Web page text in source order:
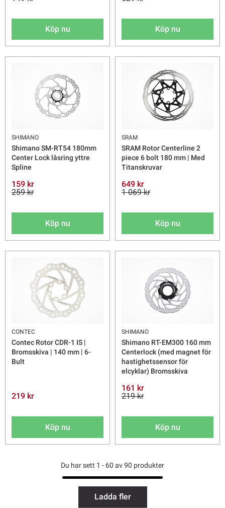
Köp nu Köp nu
SHIMANO
Shimano SM-RT54 180mm
Center Lock låsring yttre
Spline
159 kr
259 kr
Köp nu
SRAM
SRAM Rotor Centerline 2
piece 6 bolt 180 mm | Med
Titanskruvar
649 kr
1 069 kr
Köp nu
CONTEC
Contec Rotor CDR-1 IS |
Bromsskiva | 140 mm | 6-
Bult
219 kr
Köp nu
SHIMANO
Shimano RT-EM300 160 mm
Centerlock (med magnet för
hastighetssensor för
elcyklar) Bromsskiva
161 kr
219 kr
Köp nu
Du har sett 1 - 60 av 90 produkter
Ladda fler